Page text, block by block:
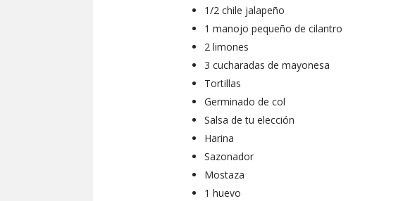
1/2 chile jalapeño
1 manojo pequeño de cilantro
2 limones
3 cucharadas de mayonesa
Tortillas
Germinado de col
Salsa de tu elección
Harina
Sazonador
Mostaza
1 huevo